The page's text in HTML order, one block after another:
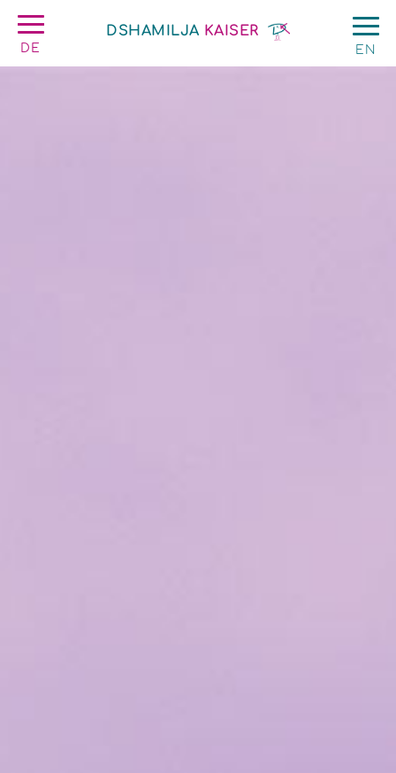
DE EN
DSHAMILJA KAISER